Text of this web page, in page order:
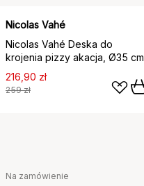
Nicolas Vahé
Nicolas Vahé Deska do
krojenia pizzy akacja, Ø35 cm
216,90 zł
259 zł
Na zamówienie